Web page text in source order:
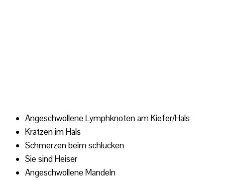
Angeschwollene Lymphknoten am Kiefer/Hals
Kratzen im Hals
Schmerzen beim schlucken
Sie sind Heiser
Angeschwollene Mandeln